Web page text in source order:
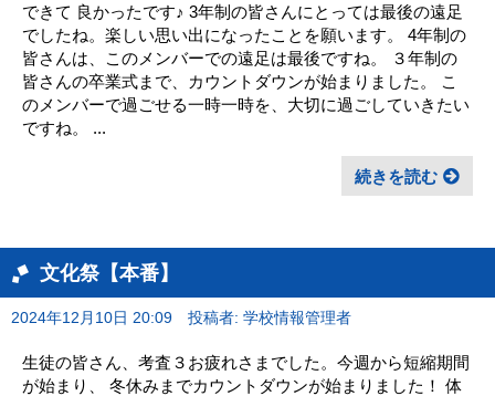
できて 良かったです♪ 3年制の皆さんにとっては最後の遠足
でしたね。楽しい思い出になったことを願います。 4年制の
皆さんは、このメンバーでの遠足は最後ですね。 ３年制の
皆さんの卒業式まで、カウントダウンが始まりました。 こ
のメンバーで過ごせる一時一時を、大切に過ごしていきたい
ですね。 ...
続きを読む
文化祭【本番】
2024年12月10日 20:09 投稿者: 学校情報管理者
生徒の皆さん、考査３お疲れさまでした。今週から短縮期間
が始まり、 冬休みまでカウントダウンが始まりました！ 体